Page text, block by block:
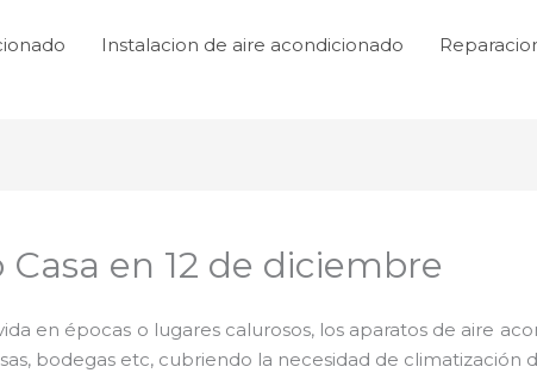
Instalacion de aire acondicionado
en 12 de diciembre
en épocas o lugares calurosos, los aparatos de aire
bodegas etc, cubriendo la necesidad de climatización